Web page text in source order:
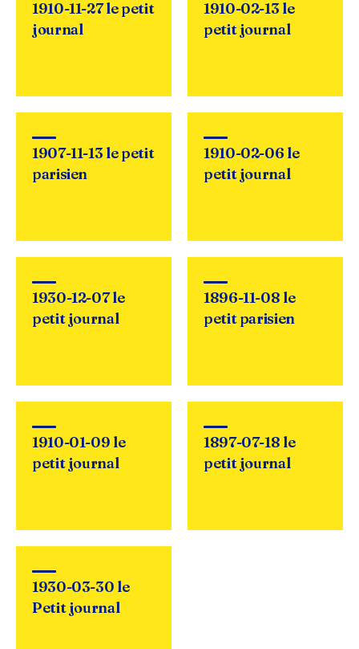
1910-11-27 le petit
journal
1910-02-13 le
petit journal
1907-11-13 le petit
parisien
1910-02-06 le
petit journal
1930-12-07 le
petit journal
1896-11-08 le
petit parisien
1910-01-09 le
petit journal
1897-07-18 le
petit journal
1930-03-30 le
Petit journal